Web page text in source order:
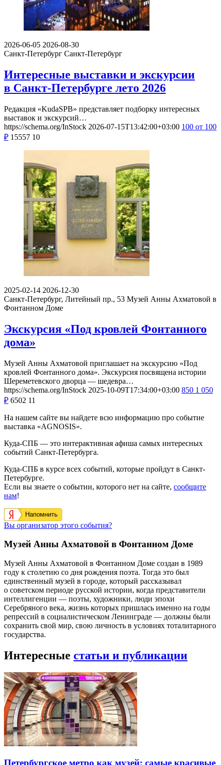
2026-06-05 2026-08-30
Санкт-Петербург Санкт-Петербург
Интересные выставки и экскурсии
в Санкт-Петербурге лето 2026
Редакция «KudaSPB» представляет подборку интересных
выставок и экскурсий…
https://schema.org/InStock 2026-07-15T13:42:00+03:00 100 от 100
₽ 15557 10
2025-02-14 2026-12-30
Санкт-Петербург, Литейный пр., 53 Музей Анны Ахматовой в
Фонтанном Доме
Экскурсия «Под кровлей Фонтанного
дома»
Музей Анны Ахматовой приглашает на экскурсию «Под
кровлей Фонтанного дома». Экскурсия посвящена истории
Шереметевского дворца — шедевра…
https://schema.org/InStock 2025-10-09T17:34:00+03:00 850 1 050
₽ 6502 11
На нашем сайте вы найдете всю информацию про событие
выставка «AGNOSIS».
Куда-СПБ — это интерактивная афиша самых интересных
событий Санкт-Петербурга.
Куда-СПБ в курсе всех событий, которые пройдут в Санкт-
Петербурге.
Если вы знаете о событии, которого нет на сайте, сообщите
нам!
Напомнить
Вы организатор этого события?
Музей Анны Ахматовой в Фонтанном Доме
Музей Анны Ахматовой в Фонтанном Доме создан в 1989
году к столетию со дня рождения поэта. Тогда это был
единственный музей в городе, который рассказывал
о советском периоде русской истории, когда представители
интеллигенции — поэты, художники, люди эпохи
Серебряного века, жизнь которых пришлась именно на годы
репрессий в социалистическом Ленинграде — должны были
сохранить свой мир, свою личность в условиях тоталитарного
государства.
Интересные статьи и публикации
Петербургское метро как музей: самые красивые